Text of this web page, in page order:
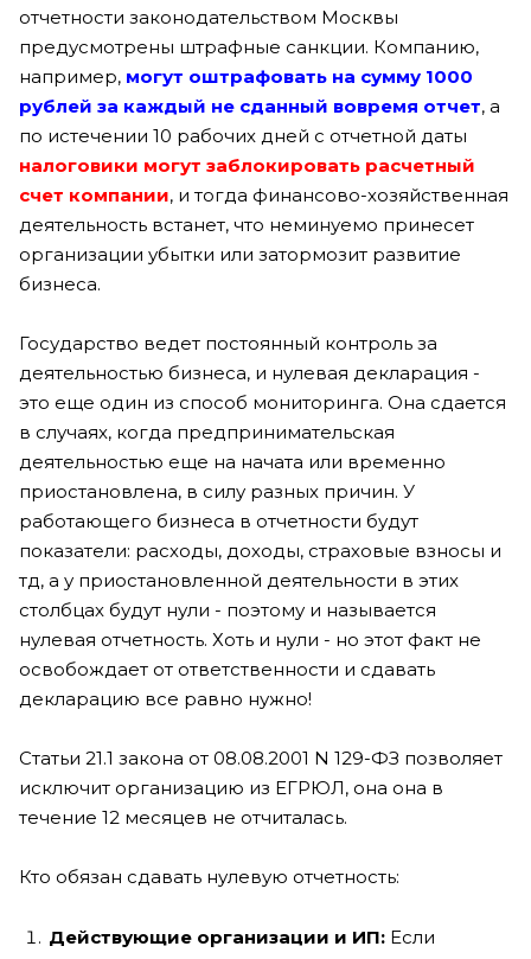
отчетности законодательством Москвы
предусмотрены штрафные санкции. Компанию,
например, могут оштрафовать на сумму 1000
рублей за каждый не сданный вовремя отчет, а
по истечении 10 рабочих дней с отчетной даты
налоговики могут заблокировать расчетный
счет компании, и тогда финансово-хозяйственная
деятельность встанет, что неминуемо принесет
организации убытки или затормозит развитие
бизнеса.
Государство ведет постоянный контроль за
деятельностью бизнеса, и нулевая декларация -
это еще один из способ мониторинга. Она сдается
в случаях, когда предпринимательская
деятельностью еще на начата или временно
приостановлена, в силу разных причин. У
работающего бизнеса в отчетности будут
показатели: расходы, доходы, страховые взносы и
тд, а у приостановленной деятельности в этих
столбцах будут нули - поэтому и называется
нулевая отчетность. Хоть и нули - но этот факт не
освобождает от ответственности и сдавать
декларацию все равно нужно!
Статьи 21.1 закона от 08.08.2001 N 129-ФЗ позволяет
исключит организацию из ЕГРЮЛ, она она в
течение 12 месяцев не отчиталась.
Кто обязан сдавать нулевую отчетность:
Действующие организации и ИП: Если